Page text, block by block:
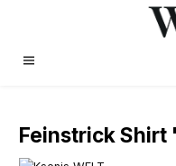
Feinstrick